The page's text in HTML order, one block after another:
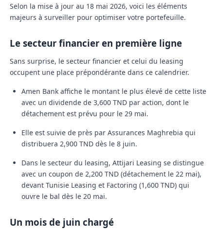
Selon la mise à jour au 18 mai 2026, voici les éléments
majeurs à surveiller pour optimiser votre portefeuille.
Le secteur financier en première ligne
Sans surprise, le secteur financier et celui du leasing
occupent une place prépondérante dans ce calendrier.
Amen Bank affiche le montant le plus élevé de cette liste
avec un dividende de 3,600 TND par action, dont le
détachement est prévu pour le 29 mai.
Elle est suivie de près par Assurances Maghrebia qui
distribuera 2,900 TND dès le 8 juin.
Dans le secteur du leasing, Attijari Leasing se distingue
avec un coupon de 2,200 TND (détachement le 22 mai),
devant Tunisie Leasing et Factoring (1,600 TND) qui
ouvre le bal dès le 20 mai.
Un mois de juin chargé